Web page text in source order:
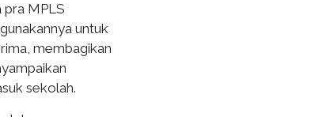
pra MPLS
untuk
membagikan
sekolah.